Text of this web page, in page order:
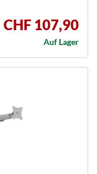
CHF 107,90
Auf Lager